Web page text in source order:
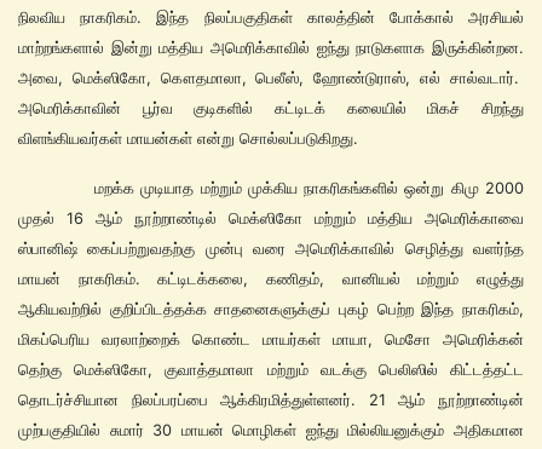
நிலவிய நாகரிகம். இந்த நிலப்பகுதிகள் காலத்தின் போக்கால் அரசியல்
மாற்றங்களால் இன்று மத்திய அமெரிக்காவில் ஐந்து நாடுகளாக இருக்கின்றன.
அவை, மெக்ஸிகோ, கௌதமாலா, பெலீஸ், ஹோண்டுராஸ், எல் சால்வடார்.
அமெரிக்காவின் பூர்வ குடிகளில் கட்டிடக் கலையில் மிகச் சிறந்து
விளங்கியவர்கள் மாயன்கள் என்று சொல்லப்படுகிறது.
மறக்க முடியாத மற்றும் முக்கிய நாகரிகங்களில் ஒன்று கிமு 2000
முதல் 16 ஆம் நூற்றாண்டில் மெக்ஸிகோ மற்றும் மத்திய அமெரிக்காவை
ஸ்பானிஷ் கைப்பற்றுவதற்கு முன்பு வரை அமெரிக்காவில் செழித்து வளர்ந்த
மாயன் நாகரிகம். கட்டிடக்கலை, கணிதம், வானியல் மற்றும் எழுத்து
ஆகியவற்றில் குறிப்பிடத்தக்க சாதனைகளுக்குப் புகழ் பெற்ற இந்த நாகரிகம்,
மிகப்பெரிய வரலாற்றைக் கொண்ட மாயர்கள் மாயா, மெசோ அமெரிக்கன்
தெற்கு மெக்ஸிகோ, குவாத்தமாலா மற்றும் வடக்கு பெலிஸில் கிட்டத்தட்ட
தொடர்ச்சியான நிலப்பரப்பை ஆக்கிரமித்துள்ளனர். 21 ஆம் நூற்றாண்டின்
முற்பகுதியில் சுமார் 30 மாயன் மொழிகள் ஐந்து மில்லியனுக்கும் அதிகமான